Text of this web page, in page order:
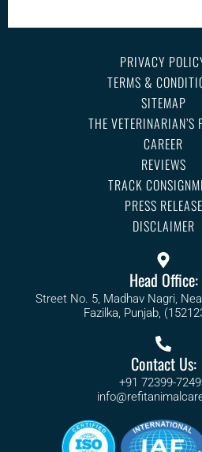
PRIVACY
TERMS &
SITEMAP
THE VETERINARIAN’S
CAREER
REVIEWS
TRACK
PRESS RELEASE
DISCLAIMER
Head Office:
Street No. 5, Madhav Nagri,
Fazilka, Punjab,
Contact Us:
+91 72399-